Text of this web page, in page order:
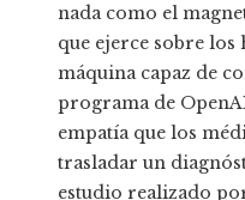
nada como el
que ejerce sobre los
máquina capaz de
programa de
empatía que los
trasladar un
estudio realizado